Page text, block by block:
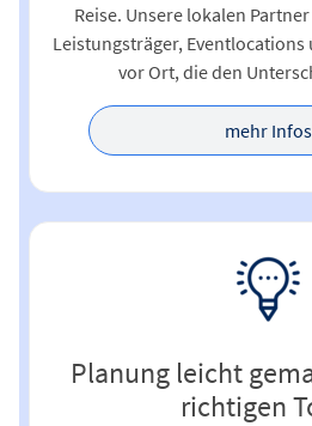
Reise. Unsere lokalen
Leistungsträger,
vor Ort, die den
mehr Infos
Planung leicht
richtigen